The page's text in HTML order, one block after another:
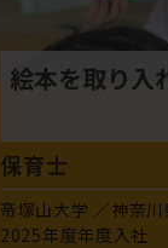
絵本を取り入
保育士
帝塚山大学
神奈
2025年度年度入社